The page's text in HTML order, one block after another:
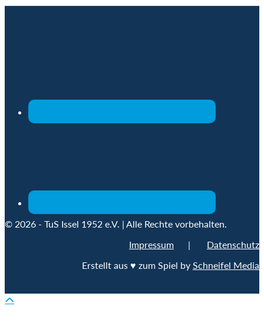
© 2026 - TuS Issel 1952 e.V. | Alle Rechte vorbehalten.
Impressum | Datenschutz
Erstellt aus ♥ zum Spiel by Schneifel Media
Nach